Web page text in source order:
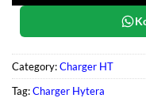
Category:Charger HT
Tag:Charger Hytera